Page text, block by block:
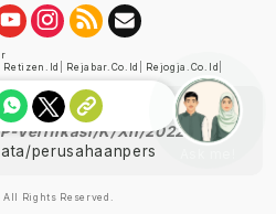
Retizen.id Rejabar.co.id Rejogja.co.id
oleh Dewan Pers
Verifikasi/K/XII/2022
perusahaanpers
Rights Reserved.